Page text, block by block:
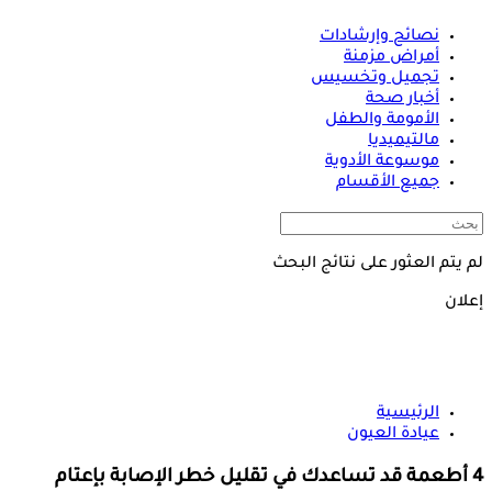
نصائح وإرشادات
أمراض مزمنة
تجميل وتخسيس
أخبار صحة
الأمومة والطفل
مالتيميديا
موسوعة الأدوية
جميع الأقسام
لم يتم العثور على نتائج البحث
إعلان
الرئيسية
عيادة العيون
4 أطعمة قد تساعدك في تقليل خطر الإصابة بإعتام